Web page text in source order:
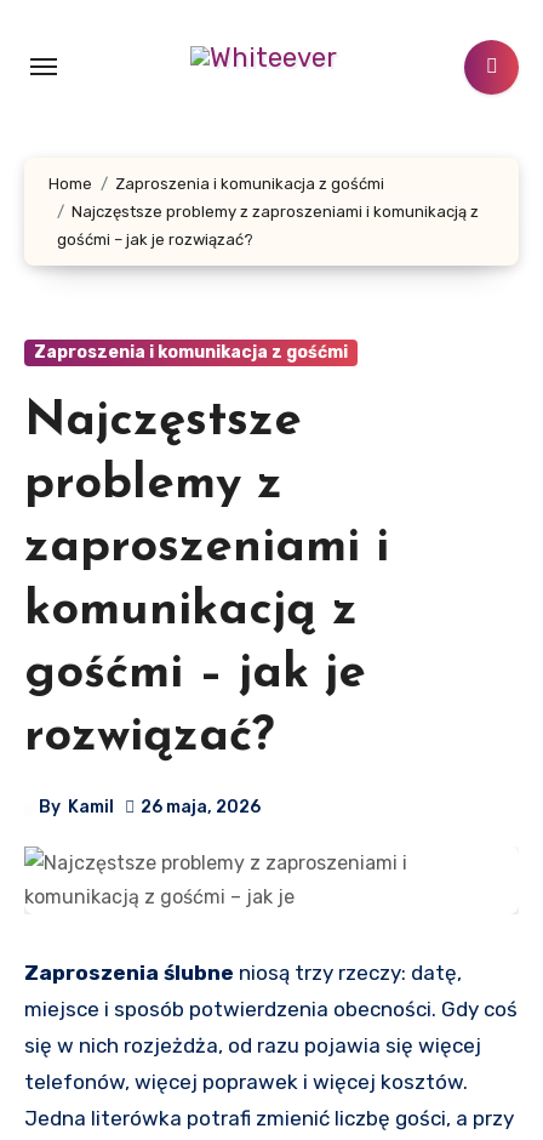
content
Home
Zaproszenia i komunikacja z gośćmi
Najczęstsze problemy z zaproszeniami i komunikacją z
gośćmi – jak je rozwiązać?
Zaproszenia i komunikacja z gośćmi
Najczęstsze
problemy z
zaproszeniami i
komunikacją z
gośćmi – jak je
rozwiązać?
By Kamil 26 maja, 2026
Zaproszenia ślubne niosą trzy rzeczy: datę,
miejsce i sposób potwierdzenia obecności. Gdy coś
się w nich rozjeżdża, od razu pojawia się więcej
telefonów, więcej poprawek i więcej kosztów.
Jedna literówka potrafi zmienić liczbę gości, a przy